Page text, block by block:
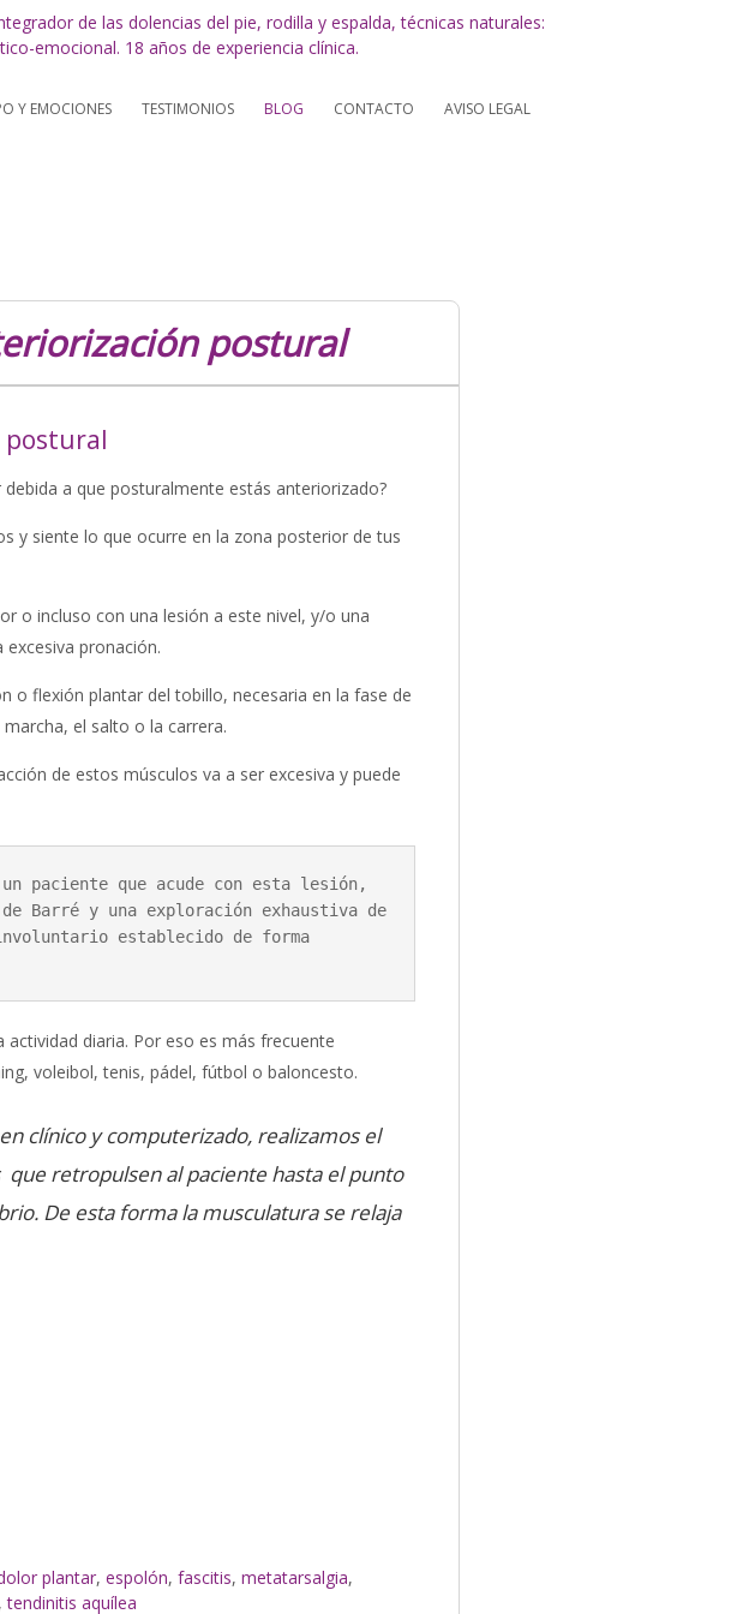
Y EMOCIONES TESTIMONIOS BLOG CONTACTO AVISO LEGAL
postural
postural
a que posturalmente estás anteriorizado?
y siente lo que ocurre en la zona posterior de tus
o incluso con una lesión a este nivel, y/o una
pronación.
o flexión plantar del tobillo, necesaria en la fase de
el salto o la carrera.
de estos músculos va a ser excesiva y puede
paciente que acude con esta lesión,
Barré y una exploración exhaustiva de
establecido de forma
diaria. Por eso es más frecuente
voleibol, tenis, pádel, fútbol o baloncesto.
clínico y computerizado, realizamos el
retropulsen al paciente hasta el punto
De esta forma la musculatura se relaja
plantar, espolón, fascitis, metatarsalgia,
,tendinitis aquílea